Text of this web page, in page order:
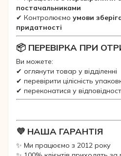
постачальниками
✔ Контролюємо умови
придатності
📦 ПЕРЕВІРКА ПРИ
Ви можете:
✔ оглянути товар у відділенні
✔ перевірити цілісність
✔ переконатися у
💜 НАША ГАРАНТІЯ
✨ Ми працюємо з 2012 року